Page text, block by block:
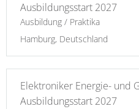
Ausbildungsstart 2027
Ausbildung / Praktika
Hamburg, Deutschland
Elektroniker Energie- und
Ausbildungsstart 2027